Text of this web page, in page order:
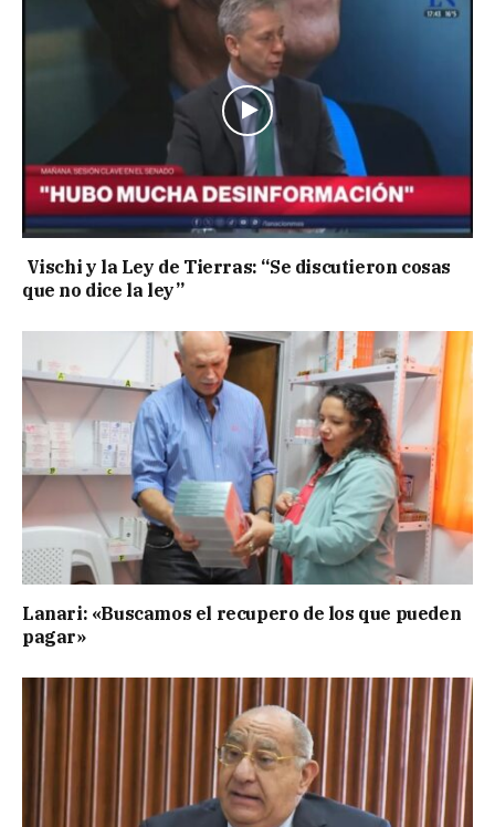
Vischi y la Ley de Tierras: “Se discutieron cosas
que no dice la ley”
Lanari: «Buscamos el recupero de los que pueden
pagar»